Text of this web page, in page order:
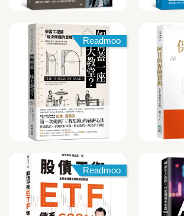
Readmoo
Readmoo